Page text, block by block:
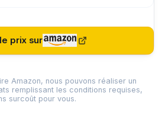
prix sur
Amazon, nous pouvons réaliser un
remplissant les conditions requises,
surcoût pour vous.